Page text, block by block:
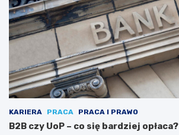
KARIERA PRACA PRACA I PRAWO
B2B czy UoP – co się bardziej opłaca?